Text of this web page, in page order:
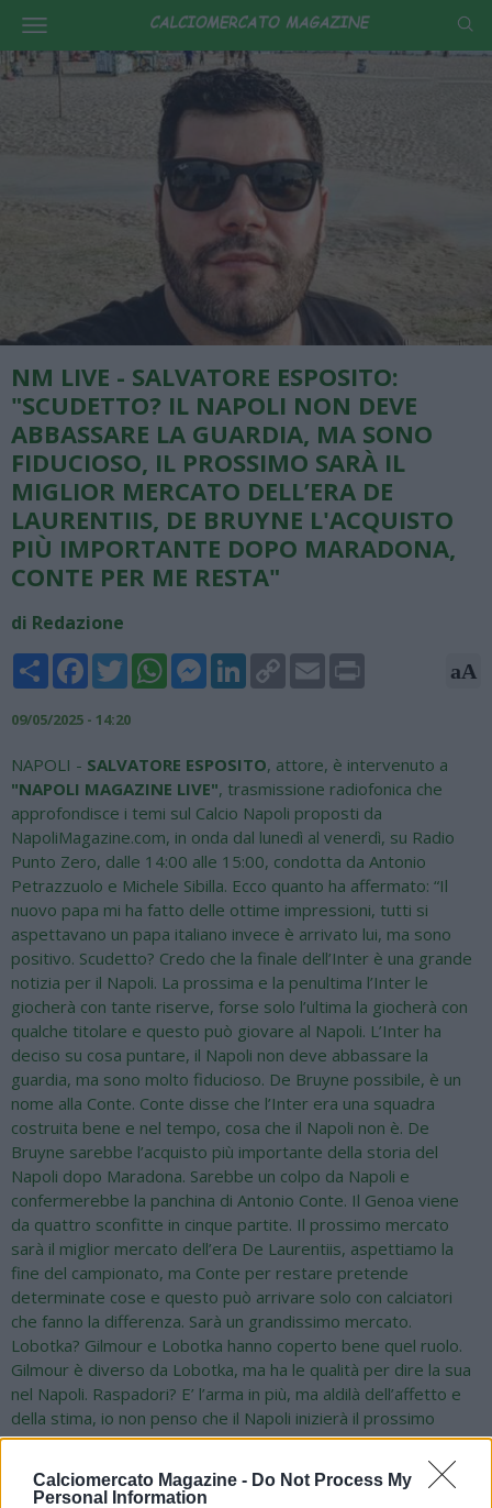
Calciomercato Magazine - Do Not Process My
Personal Information
NM LIVE - SALVATORE ESPOSITO:
"SCUDETTO? IL NAPOLI NON DEVE
ABBASSARE LA GUARDIA, MA SONO
FIDUCIOSO, IL PROSSIMO SARÀ IL
MIGLIOR MERCATO DELL’ERA DE
LAURENTIIS, DE BRUYNE L'ACQUISTO
PIÙ IMPORTANTE DOPO MARADONA,
CONTE PER ME RESTA"
di Redazione
Share FacebookTwitterWhatsAppMessengerLinkedInCopy
Link
Email aA
09/05/2025 - 14:20
NAPOLI - SALVATORE ESPOSITO, attore, è intervenuto a
"NAPOLI MAGAZINE LIVE", trasmissione radiofonica che
approfondisce i temi sul Calcio Napoli proposti da
NapoliMagazine.com, in onda dal lunedì al venerdì, su Radio
Punto Zero, dalle 14:00 alle 15:00, condotta da Antonio
Petrazzuolo e Michele Sibilla. Ecco quanto ha affermato: “Il
nuovo papa mi ha fatto delle ottime impressioni, tutti si
aspettavano un papa italiano invece è arrivato lui, ma sono
positivo. Scudetto? Credo che la finale dell’Inter è una grande
notizia per il Napoli. La prossima e la penultima l’Inter le
giocherà con tante riserve, forse solo l’ultima la giocherà con
qualche titolare e questo può giovare al Napoli. L’Inter ha
deciso su cosa puntare, il Napoli non deve abbassare la
guardia, ma sono molto fiducioso. De Bruyne possibile, è un
nome alla Conte. Conte disse che l’Inter era una squadra
costruita bene e nel tempo, cosa che il Napoli non è. De
Bruyne sarebbe l’acquisto più importante della storia del
Napoli dopo Maradona. Sarebbe un colpo da Napoli e
confermerebbe la panchina di Antonio Conte. Il Genoa viene
da quattro sconfitte in cinque partite. Il prossimo mercato
sarà il miglior mercato dell’era De Laurentiis, aspettiamo la
fine del campionato, ma Conte per restare pretende
determinate cose e questo può arrivare solo con calciatori
che fanno la differenza. Sarà un grandissimo mercato.
Lobotka? Gilmour e Lobotka hanno coperto bene quel ruolo.
Gilmour è diverso da Lobotka, ma ha le qualità per dire la sua
nel Napoli. Raspadori? E’ l’arma in più, ma aldilà dell’affetto e
della stima, io non penso che il Napoli inizierà il prossimo
mercato senza sapere come vuole giocare. Conte sa come
sarà il Napoli, se sarà il 4-3-3 è destinato a trovare una nuova
squadra, a meno che non voglia adattarsi. Non sono così